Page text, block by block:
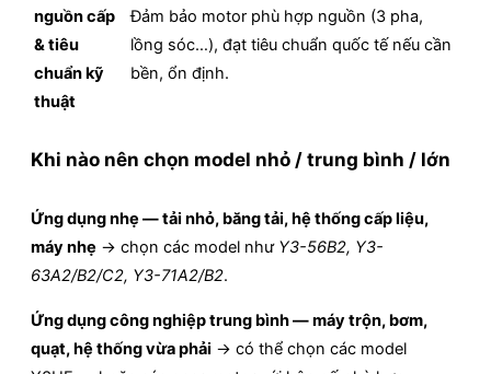
nguồn cấp
& tiêu
chuẩn kỹ
thuật
Đảm bảo motor phù hợp nguồn (3 pha,
lồng sóc…), đạt tiêu chuẩn quốc tế nếu cần
bền, ổn định.
Khi nào nên chọn model nhỏ / trung bình / lớn
Ứng dụng nhẹ — tải nhỏ, băng tải, hệ thống cấp liệu,
máy nhẹ → chọn các model như Y3-56B2, Y3-
63A2/B2/C2, Y3-71A2/B2.
Ứng dụng công nghiệp trung bình — máy trộn, bơm,
quạt, hệ thống vừa phải → có thể chọn các model